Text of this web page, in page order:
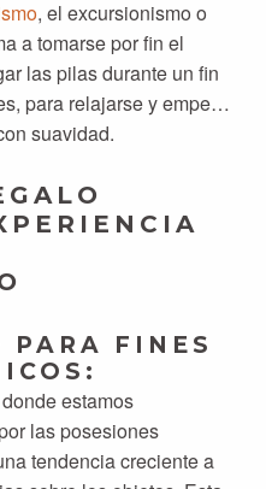
, el excursionismo o
a tomarse por fin el
las pilas durante un fin
para relajarse y empezar
suavidad.
PARA FINES
estamos
las posesiones
tendencia creciente a